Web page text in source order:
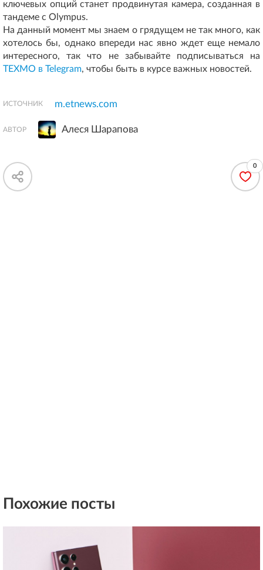
ключевых опций станет продвинутая камера, созданная в
тандеме с Olympus.
На данный момент мы знаем о грядущем не так много, как
хотелось бы, однако впереди нас явно ждет еще немало
интересного, так что не забывайте подписываться на
ТЕХМО в Telegram, чтобы быть в курсе важных новостей.
ИСТОЧНИК m.etnews.com
АВТОР Алеся Шарапова
0
Похожие посты